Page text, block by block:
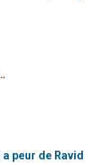
peur de Ravid